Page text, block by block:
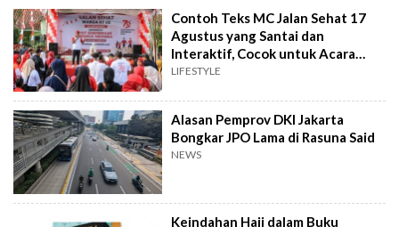
Contoh Teks MC Jalan Sehat 17
Agustus yang Santai dan
Interaktif, Cocok untuk Acara
Tingkat RT
LIFESTYLE
Alasan Pemprov DKI Jakarta
Bongkar JPO Lama di Rasuna Said
NEWS
Keindahan Haji dalam Buku